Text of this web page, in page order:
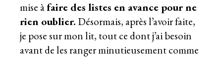
mise àfaire des listes en avance pour ne
rien oublier. Désormais, après l’avoir faite,
je pose sur mon lit, tout ce dont j’ai besoin
avant de les ranger minutieusement comme